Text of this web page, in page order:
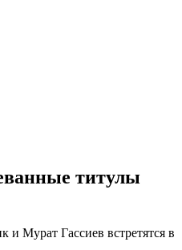
титулы
Мурат Гассиев встретятся в